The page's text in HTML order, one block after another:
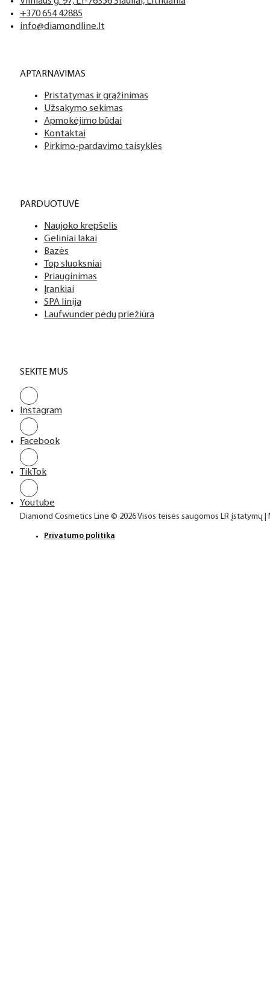
+370 654 42885
info@diamondline.lt
APTARNAVIMAS
Pristatymas ir grąžinimas
Užsakymo sekimas
Apmokėjimo būdai
Kontaktai
Pirkimo-pardavimo taisyklės
PARDUOTUVĖ
Naujoko krepšelis
Geliniai lakai
Bazės
Top sluoksniai
Priauginimas
Įrankiai
SPA linija
Laufwunder pėdų priežiūra
SEKITE MUS
Instagram
Facebook
TikTok
Youtube
Diamond Cosmetics Line © 2026 Visos teisės saugomos LR įstatymų
Privatumo politika